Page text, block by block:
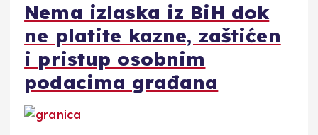
Nema izlaska iz BiH dok
ne platite kazne, zaštićen
i pristup osobnim
podacima građana